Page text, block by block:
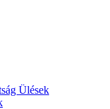
Ülések